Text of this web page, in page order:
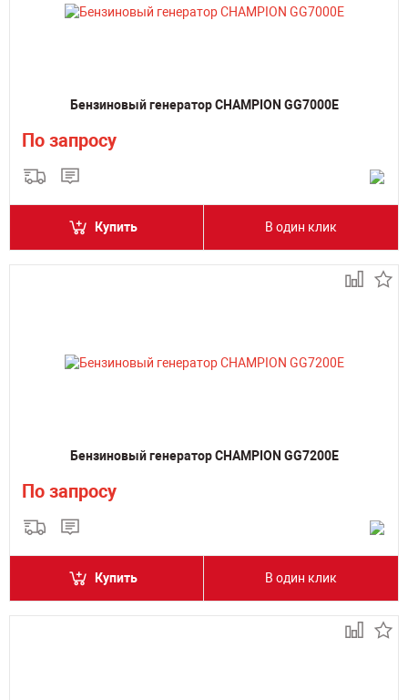
Бензиновый генератор CHAMPION GG7000E
По запросу
Купить В один клик
Бензиновый генератор CHAMPION GG7200E
По запросу
Купить В один клик